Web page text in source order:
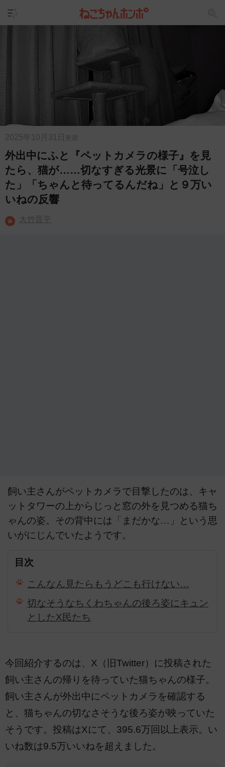
2025年10月31日 更新
外出中にふと『ペットカメラの様子』を見
たら、猫が……切なすぎる光景に「号泣し
た」「ちゃんと待ってるんだね」と９万い
いねの反響
大竹晋平
飼い主さんがペットカメラで目撃したのは、キャ
ットタワーの上からじっと窓の外を見つめる猫ち
ゃんの姿。その背中には「まだかな…」という思
いがにじんでいたようです。
目次
こんなん見たらもうどこも行けない…
切なそうなちくわちゃんの後ろ姿にキュン
としたX民たち
今回紹介するのは、X（旧Twitter）に投稿された
飼い主さんの帰りを待っていた猫ちゃんの様子。
飼い主さんが外出中にペットカメラを確認する
と、猫ちゃんの切なさそうな後ろ姿が映っていた
そうです。投稿はXにて、395.6万回以上表示。い
いね数は9.5万いいねを超えました。